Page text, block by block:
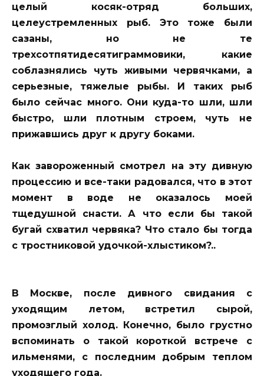
целый косяк-отряд больших,
целеустремленных рыб. Это тоже были
сазаны, но не те
трехсотпятидесятиграммовики, какие
соблазнялись чуть живыми червячками, а
серьезные, тяжелые рыбы. И таких рыб
было сейчас много. Они куда-то шли, шли
быстро, шли плотным строем, чуть не
прижавшись друг к другу боками.
Как завороженный смотрел на эту дивную
процессию и все-таки радовался, что в этот
момент в воде не оказалось моей
тщедушной снасти. А что если бы такой
бугай схватил червяка? Что стало бы тогда
с тростниковой удочкой-хлыстиком?..
В Москве, после дивного свидания с
уходящим летом, встретил сырой,
промозглый холод. Конечно, было грустно
вспоминать о такой короткой встрече с
ильменями, с последним добрым теплом
уходящего года.